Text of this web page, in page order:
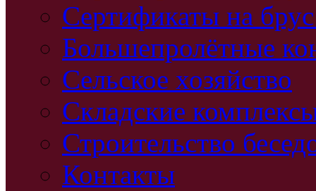
Сертификаты на
Большепролётные
Сельское хозяйство
Складские
Строительство
Контакты